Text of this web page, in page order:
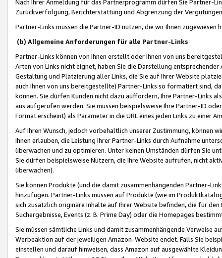
Nach Ihrer Anmeldung für das Partnerprogramm dürfen Sie Partner-
Zurückverfolgung, Berichterstattung und Abgrenzung der
Partner-Links müssen die Partner-ID nutzen, die wir Ihnen zugewiesen
(b) Allgemeine Anforderungen für alle Partner-Links
Partner-Links können von Ihnen erstellt oder Ihnen von uns
Arten von Links nicht eignet, haben Sie die Darstellung
Gestaltung und Platzierung aller Links, die Sie auf Ihrer Website
auch Ihnen von uns bereitgestellte) Partner-Links so formatiert sind,
können. Sie dürfen Kunden nicht dazu auffordern, Ihre Partner-Links
aus aufgerufen werden. Sie müssen beispielsweise Ihre Partner-ID
Format erscheint) als Parameter in die URL eines jeden Links zu einer
Auf Ihren Wunsch, jedoch vorbehaltlich unserer Zustimmung, können
Ihnen erlauben, die Leistung Ihrer Partner-Links durch Aufnahme
überwachen und zu optimieren. Unter keinen Umständen dürfen Sie
Sie dürfen beispielsweise Nutzern, die Ihre Website aufrufen, nicht
überwachen).
Sie können Produkte (und die damit zusammenhängenden Partner-
hinzufügen. Partner-Links müssen auf Produkte (wie im
sich zusätzlich originäre Inhalte auf Ihrer Website befinden, die für
Suchergebnisse, Events (z. B. Prime Day) oder die Homepages
Sie müssen sämtliche Links und damit zusammenhängende
Werbeaktion auf der jeweiligen Amazon-Website endet. Falls Sie
einstellen und darauf hinweisen, dass Amazon auf ausgewählte